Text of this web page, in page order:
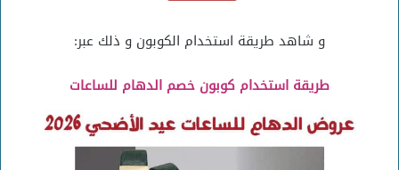
و شاهد طريقة استخدام الكوبون و ذلك عبر:
طريقة استخدام كوبون خصم الدهام للساعات